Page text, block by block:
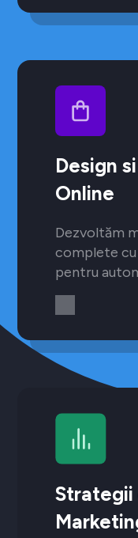
Design
Online
Dezvoltăm
complete
pentru
Strategii